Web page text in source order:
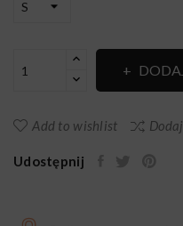
Add to wishlist
Udostępnij